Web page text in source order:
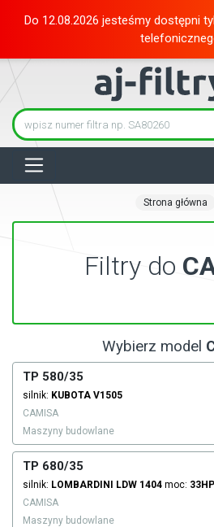
Do 12.08.2026 jesteśmy dostępni
Strona główna
Filtry do
Wybierz model
TP 580/35
silnik: KUBOTA V1505
CAMISA
Maszyny budowlane
TP 680/35
silnik: LOMBARDINI LDW 1404 moc:
CAMISA
Maszyny budowlane